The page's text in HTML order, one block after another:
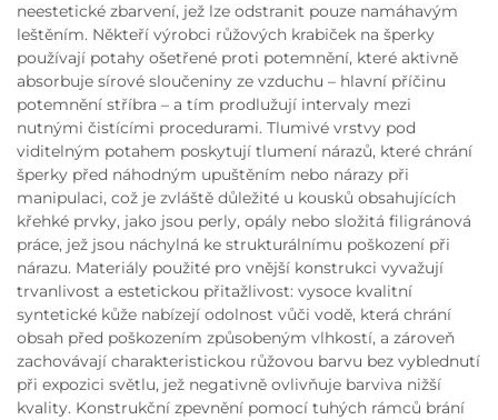
neestetické zbarvení, jež lze odstranit pouze namáhavým
leštěním. Někteří výrobci růžových krabiček na šperky
používají potahy ošetřené proti potemnění, které aktivně
absorbuje sírové sloučeniny ze vzduchu – hlavní příčinu
potemnění stříbra – a tím prodlužují intervaly mezi
nutnými čistícími procedurami. Tlumivé vrstvy pod
viditelným potahem poskytují tlumení nárazů, které chrání
šperky před náhodným upuštěním nebo nárazy při
manipulaci, což je zvláště důležité u kousků obsahujících
křehké prvky, jako jsou perly, opály nebo složitá filigránová
práce, jež jsou náchylná ke strukturálnímu poškození při
nárazu. Materiály použité pro vnější konstrukci vyvažují
trvanlivost a estetickou přitažlivost: vysoce kvalitní
syntetické kůže nabízejí odolnost vůči vodě, která chrání
obsah před poškozením způsobeným vlhkostí, a zároveň
zachovávají charakteristickou růžovou barvu bez vyblednutí
při expozici světlu, jež negativně ovlivňuje barviva nižší
kvality. Konstrukční zpevnění pomocí tuhých rámců brání